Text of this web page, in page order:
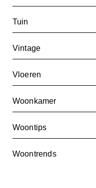
Tuin
Vintage
Vloeren
Woonkamer
Woontips
Woontrends